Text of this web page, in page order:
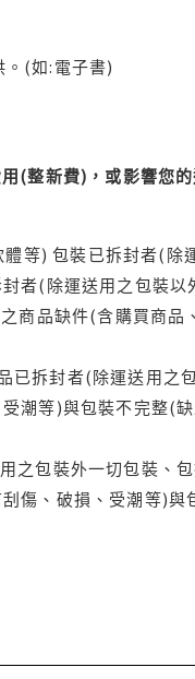
。(如:電子書)
(整新費)，或影響您
等) 包裝已拆封者(除
者(除運送用之包裝以
商品缺件(含購買商品
已拆封者(除運送用之
潮等)與包裝不完整(
之包裝外一切包裝、
傷、破損、受潮等)與